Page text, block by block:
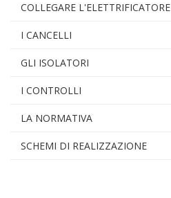
COLLEGARE L'ELETTRIFICATORE
I CANCELLI
GLI ISOLATORI
I CONTROLLI
LA NORMATIVA
SCHEMI DI REALIZZAZIONE